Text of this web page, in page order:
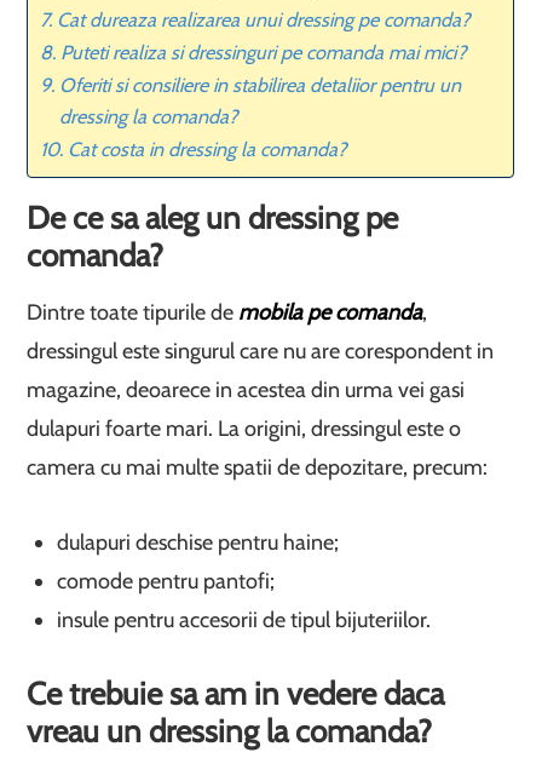
Cat dureaza realizarea unui dressing pe comanda?
Puteti realiza si dressinguri pe comanda mai mici?
Oferiti si consiliere in stabilirea detaliior pentru un
dressing la comanda?
Cat costa in dressing la comanda?
De ce sa aleg un dressing pe
comanda?
Dintre toate tipurile de mobila pe comanda,
dressingul este singurul care nu are corespondent in
magazine, deoarece in acestea din urma vei gasi
dulapuri foarte mari. La origini, dressingul este o
camera cu mai multe spatii de depozitare, precum:
dulapuri deschise pentru haine;
comode pentru pantofi;
insule pentru accesorii de tipul bijuteriilor.
Ce trebuie sa am in vedere daca
vreau un dressing la comanda?